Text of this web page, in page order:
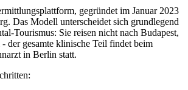
gegründet im Januar 2023
Das Modell unterscheidet sich grundlegend
Tourismus: Sie reisen nicht nach Budapest,
der gesamte klinische Teil findet beim
in Berlin statt.